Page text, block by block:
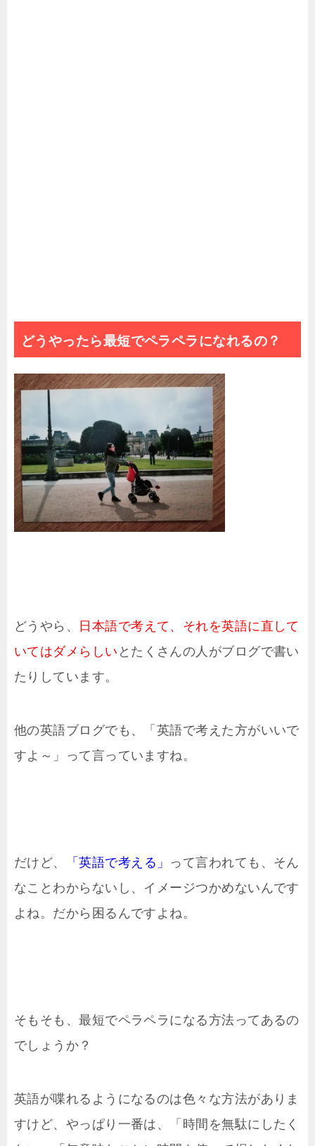
どうやったら最短でペラペラになれるの？
どうやら、
日本語で考えて、それを英語に直して
いてはダメらしい とたくさんの人がブログで書い
たりしています。
他の英語ブログでも、「英語で考えた方がいいで
すよ～」って言っていますね。
だけど、 「英語で考える」 って言われても、そん
なことわからないし、イメージつかめないんです
よね。だから困るんですよね。
そもそも、最短でペラペラになる方法ってあるの
でしょうか？
英語が喋れるようになるのは色々な方法がありま
すけど、やっぱり一番は、「時間を無駄にしたく